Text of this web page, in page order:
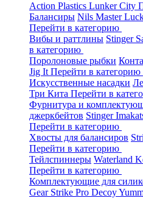
Action Plastics Lunker City
Балансиры Nils Master
Перейти в категорию
Вибы и раттлины Stinger
в категорию
Поролоновые рыбки
Jig It Перейти в категорию
Искусственные насадки
Три Кита Перейти в
Фурнитура и
джеркбейтов Stinger
Перейти в категорию
Хвосты для балансиров
Перейти в категорию
Тейлспиннеры Waterland
Перейти в категорию
Комплектующие для
Gear Strike Pro Decoy